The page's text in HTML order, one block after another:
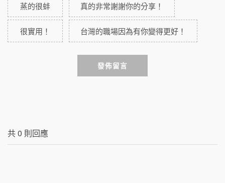
蒸的很蚌 真的非常謝謝你的分享！
很實用！ 台灣的職場因為有你變得更好！
發佈留言
共0 則回應